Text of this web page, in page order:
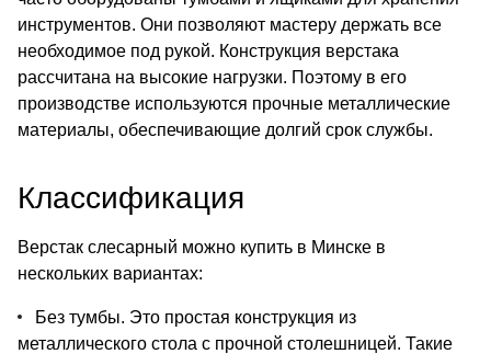
инструментов. Они позволяют мастеру держать все
необходимое под рукой. Конструкция верстака
рассчитана на высокие нагрузки. Поэтому в его
производстве используются прочные металлические
материалы, обеспечивающие долгий срок службы.
Классификация
Верстак слесарный можно купить в Минске в
нескольких вариантах:
Без тумбы. Это простая конструкция из
металлического стола с прочной столешницей. Такие